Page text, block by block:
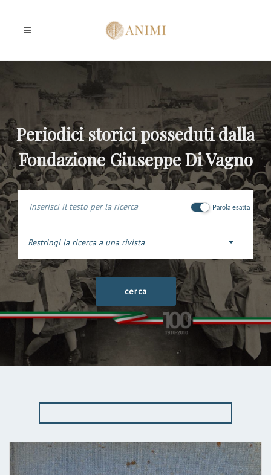
Periodici storici posseduti dalla
Fondazione Giuseppe Di Vagno
Parola esatta
Restringi la ricerca a una rivista